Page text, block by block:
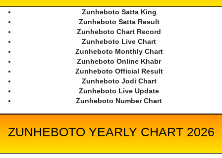
Zunheboto Satta King
Zunheboto Satta Result
Zunheboto Chart Record
Zunheboto Live Chart
Zunheboto Monthly Chart
Zunheboto Online Khabr
Zunheboto Official Result
Zunheboto Jodi Chart
Zunheboto Live Update
Zunheboto Number Chart
ZUNHEBOTO YEARLY CHART 2026